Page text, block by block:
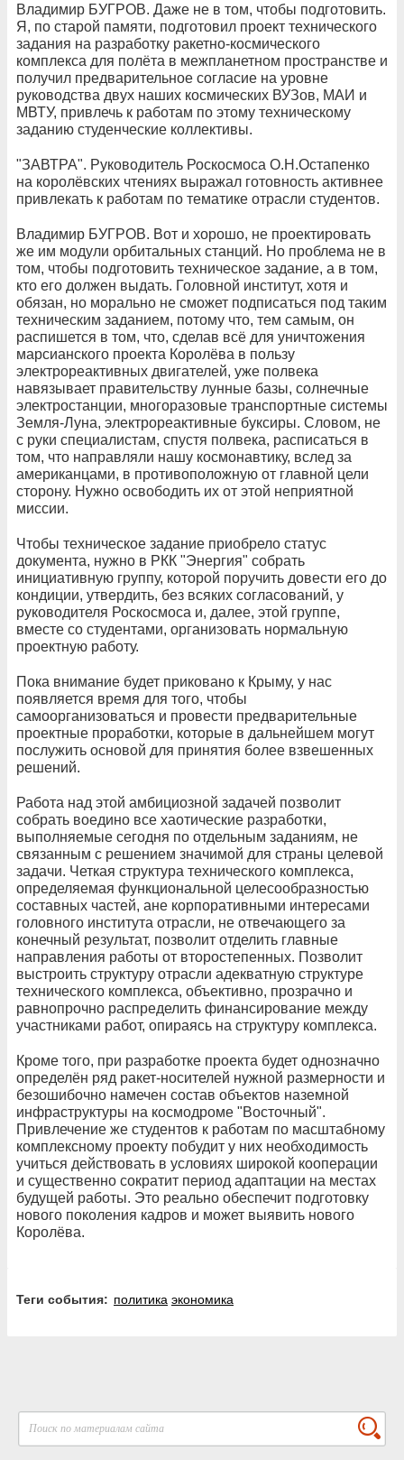
Владимир БУГРОВ. Даже не в том, чтобы подготовить.
Я, по старой памяти, подготовил проект технического
задания на разработку ракетно-космического
комплекса для полёта в межпланетном пространстве и
получил предварительное согласие на уровне
руководства двух наших космических ВУЗов, МАИ и
МВТУ, привлечь к работам по этому техническому
заданию студенческие коллективы.
"ЗАВТРА". Руководитель Роскосмоса О.Н.Остапенко
на королёвских чтениях выражал готовность активнее
привлекать к работам по тематике отрасли студентов.
Владимир БУГРОВ. Вот и хорошо, не проектировать
же им модули орбитальных станций. Но проблема не в
том, чтобы подготовить техническое задание, а в том,
кто его должен выдать. Головной институт, хотя и
обязан, но морально не сможет подписаться под таким
техническим заданием, потому что, тем самым, он
распишется в том, что, сделав всё для уничтожения
марсианского проекта Королёва в пользу
электрореактивных двигателей, уже полвека
навязывает правительству лунные базы, солнечные
электростанции, многоразовые транспортные системы
Земля-Луна, электрореактивные буксиры. Словом, не
с руки специалистам, спустя полвека, расписаться в
том, что направляли нашу космонавтику, вслед за
американцами, в противоположную от главной цели
сторону. Нужно освободить их от этой неприятной
миссии.
Чтобы техническое задание приобрело статус
документа, нужно в РКК "Энергия" собрать
инициативную группу, которой поручить довести его до
кондиции, утвердить, без всяких согласований, у
руководителя Роскосмоса и, далее, этой группе,
вместе со студентами, организовать нормальную
проектную работу.
Пока внимание будет приковано к Крыму, у нас
появляется время для того, чтобы
самоорганизоваться и провести предварительные
проектные проработки, которые в дальнейшем могут
послужить основой для принятия более взвешенных
решений.
Работа над этой амбициозной задачей позволит
собрать воедино все хаотические разработки,
выполняемые сегодня по отдельным заданиям, не
связанным с решением значимой для страны целевой
задачи. Четкая структура технического комплекса,
определяемая функциональной целесообразностью
составных частей, ане корпоративными интересами
головного института отрасли, не отвечающего за
конечный результат, позволит отделить главные
направления работы от второстепенных. Позволит
выстроить структуру отрасли адекватную структуре
технического комплекса, объективно, прозрачно и
равнопрочно распределить финансирование между
участниками работ, опираясь на структуру комплекса.
Кроме того, при разработке проекта будет однозначно
определён ряд ракет-носителей нужной размерности и
безошибочно намечен состав объектов наземной
инфраструктуры на космодроме "Восточный".
Привлечение же студентов к работам по масштабному
комплексному проекту побудит у них необходимость
учиться действовать в условиях широкой кооперации
и существенно сократит период адаптации на местах
будущей работы. Это реально обеспечит подготовку
нового поколения кадров и может выявить нового
Королёва.
Теги события: политика экономика